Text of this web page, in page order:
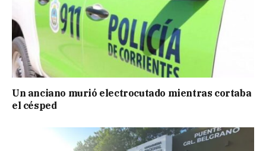
Un anciano murió electrocutado mientras cortaba
el césped